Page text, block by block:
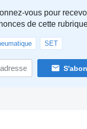
vous pour
de cette
SET